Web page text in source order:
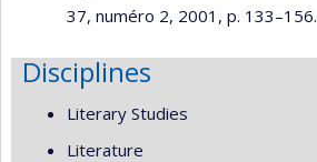
37, numéro 2, 2001, p. 133–156.
Disciplines
Literary Studies
Literature